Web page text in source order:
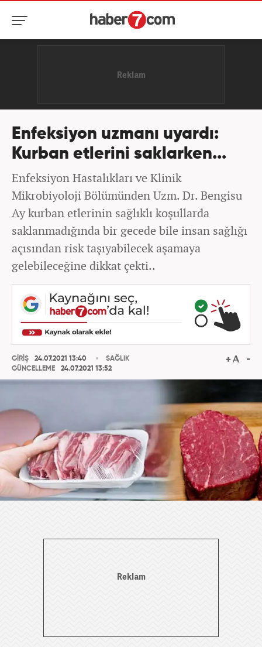
Enfeksiyon uzmanı uyardı:
Kurban etlerini saklarken...
Enfeksiyon Hastalıkları ve Klinik
Mikrobiyoloji Bölümünden Uzm. Dr. Bengisu
Ay kurban etlerinin sağlıklı koşullarda
saklanmadığında bir gecede bile insan sağlığı
açısından risk taşıyabilecek aşamaya
gelebileceğine dikkat çekti..
GİRİŞ
24.07.2021 13:40
GÜNCELLEME
24.07.2021 13:52
SAĞLIK